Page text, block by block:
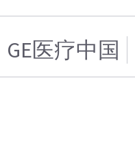
GE医疗中国